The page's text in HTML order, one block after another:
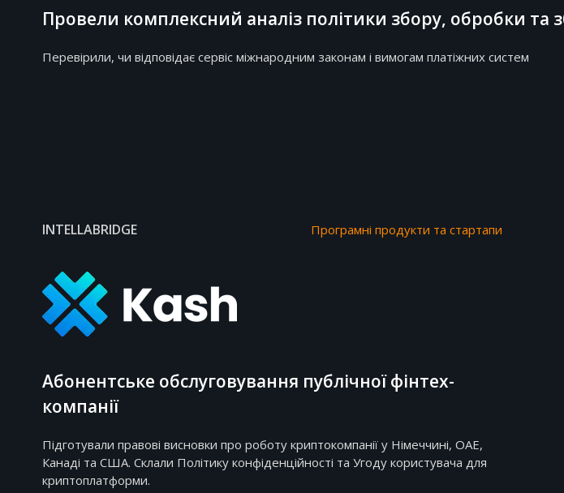
Провели комплексний аналіз політики збору, обробки та
Перевірили, чи відповідає сервіс міжнародним законам і вимогам платіжних систем
INTELLABRIDGE Програмні продукти та стартапи
Абонентське обслуговування публічної фінтех-
компанії
Підготували правові висновки про роботу криптокомпанії у Німеччині, ОАЕ,
Канаді та США. Склали Політику конфіденційності та Угоду користувача для
криптоплатформи.